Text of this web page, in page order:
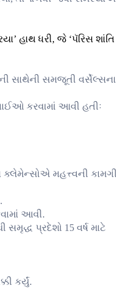
હાથ ધરી, જે ‘પૅરિસ શાંતિ
સાથેની સમજૂતી વર્સેલ્સના
કરવામાં આવી હતીઃ
ક્લેમેન્સોએ મહત્ત્વની
આવી.
પ્રદેશો 15 વર્ષ માટે
કર્યું.